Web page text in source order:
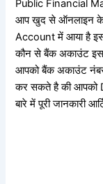
Public Financial
आप खुद से ऑनलाइन के
Account में आया है
कौन से बैंक अकाउंट
आपको बैंक अकाउंट
कर सकते है की आपको
बारे में पूरी जानकारी